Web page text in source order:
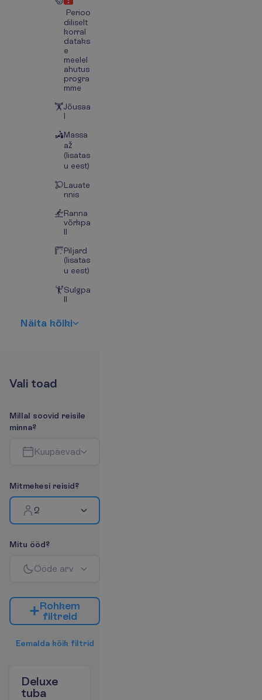
Perioo
diliselt
korral
dataks
e
meelel
ahutus
progra
mme
Jõusaa
l
Massa
až
(lisatas
u eest)
Lauate
nnis
Ranna
võrkpa
ll
Piljard
(lisatas
u eest)
Sulgpa
ll
Näita kõiki
Vali toad
Millal soovid reisile
minna?
Kuupäevad
Mitmekesi reisid?
2
Mitu ööd?
Ööde arv
Rohkem
filtreid
Eemalda kõik filtrid
Deluxe
tuba